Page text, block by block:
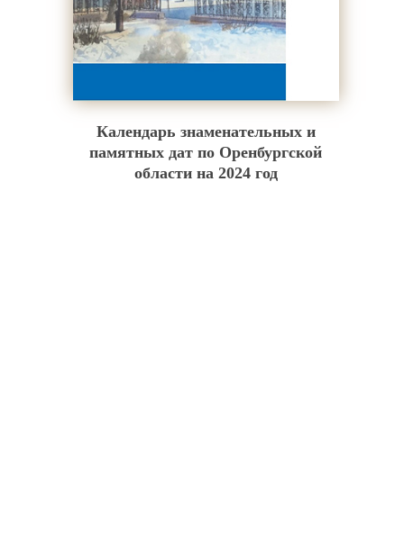
Календарь знаменательных и
памятных дат по Оренбургской
области на 2024 год